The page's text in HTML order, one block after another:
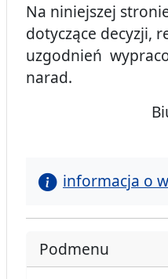
Na niniejszej
dotyczące decyzji,
uzgodnień
narad.
informacja o
Podmenu